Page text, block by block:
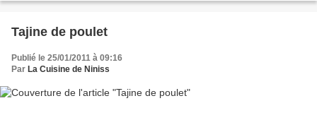
Tajine de poulet
Publié le 25/01/2011 à 09:16
Par La Cuisine de Niniss